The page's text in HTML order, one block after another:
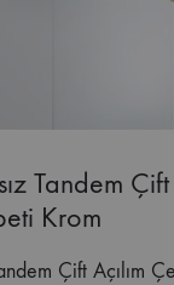
Tandem Çift
Krom
Çift Açılım